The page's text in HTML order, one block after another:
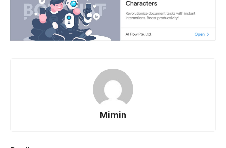
Mimin